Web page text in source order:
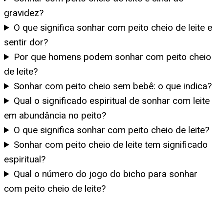
gravidez?
O que significa sonhar com peito cheio de leite e
sentir dor?
Por que homens podem sonhar com peito cheio
de leite?
Sonhar com peito cheio sem bebê: o que indica?
Qual o significado espiritual de sonhar com leite
em abundância no peito?
O que significa sonhar com peito cheio de leite?
Sonhar com peito cheio de leite tem significado
espiritual?
Qual o número do jogo do bicho para sonhar
com peito cheio de leite?